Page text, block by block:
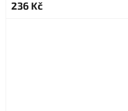
236 Kč